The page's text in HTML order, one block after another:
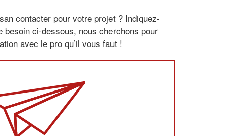
contacter pour votre projet ? Indiquez-
besoin ci-dessous, nous cherchons pour
avec le pro qu’il vous faut !